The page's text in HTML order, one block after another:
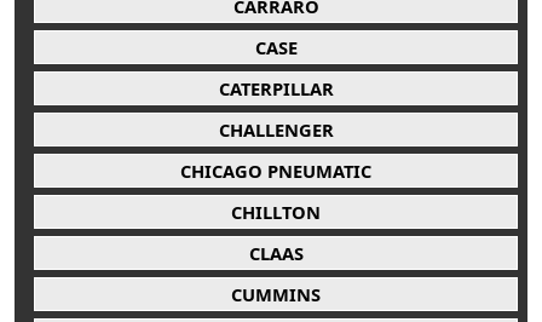
CARRARO
CASE
CATERPILLAR
CHALLENGER
CHICAGO PNEUMATIC
CHILLTON
CLAAS
CUMMINS